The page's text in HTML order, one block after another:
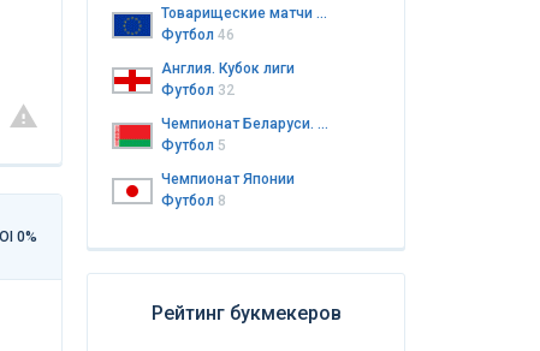
0%
Товарищеские матчи клубов
Футбол 46
Англия. Кубок лиги
Футбол 32
Чемпионат Беларуси. Высшая лига
Футбол 5
Чемпионат Японии
Футбол 8
Рейтинг букмекеров